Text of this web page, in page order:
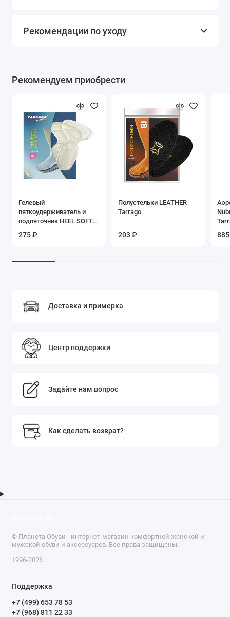
Рекомендации по уходу
Рекомендуем приобрести
Гелевый
пяткоудерживатель и
подпяточник HEEL SOFT
GEL Tarrago
275 ₽
Полустельки LEATHER
Tarrago
203 ₽
Доставка и примерка
Центр поддержки
Задайте нам вопрос
Как сделать возврат?
© Планета Обуви - интернет-магазин комфортной женской и
мужской обуви и аксессуаров. Все права защищены.
1996-2026
Поддержка
+7 (499) 653 78 53
+7 (968) 811 22 33